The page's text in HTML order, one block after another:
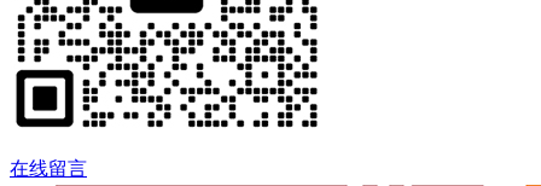
在线留言